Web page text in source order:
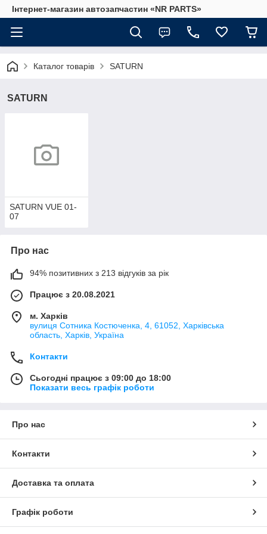
Інтернет-магазин автозапчастин «NR PARTS»
Каталог товарів SATURN
SATURN
SATURN VUE 01-
07
Про нас
94% позитивних з 213 відгуків за рік
Працює з 20.08.2021
м. Харків
вулиця Сотника Костюченка, 4, 61052, Харківська
область, Харків, Україна
Контакти
Сьогодні працює з 09:00 до 18:00
Показати весь графік роботи
Про нас
Контакти
Доставка та оплата
Графік роботи